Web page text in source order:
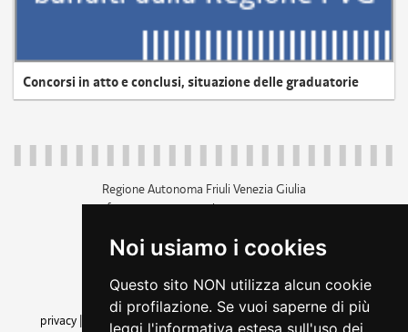
Noi usiamo i cookies
Questo sito NON utilizza alcun cookie
di profilazione. Se vuoi saperne di più
leggi l'informativa estesa sull'uso dei
Concorsi in atto e conclusi, situazione delle graduatorie
Regione Autonoma Friuli Venezia Giulia
c.f. 80014930327; p.iva 00526040324
+39 040 3771111
amministrazione trasparente
privacy
cookie |note legali accessibilità
dichiarazione di